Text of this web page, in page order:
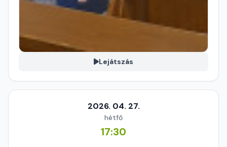
Lejátszás
2026. 04. 27.
hétfő
17:30